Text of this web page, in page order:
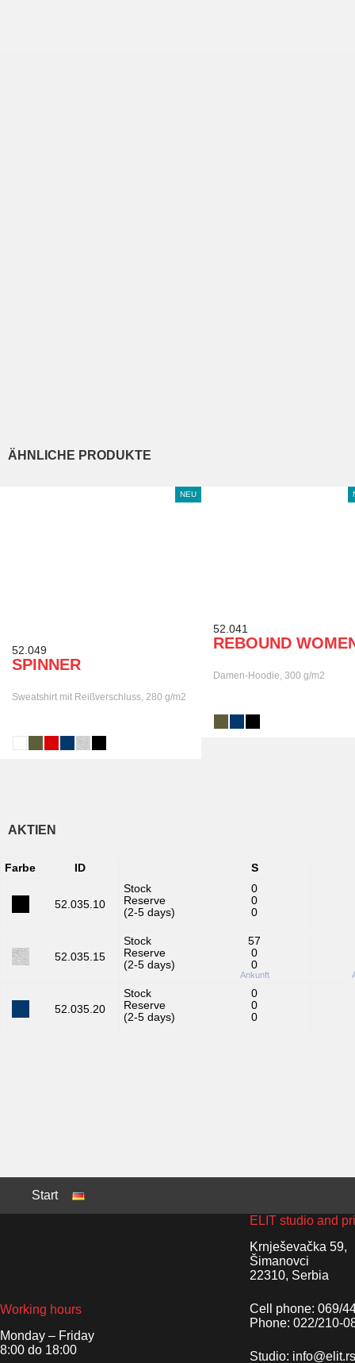
ÄHNLICHE PRODUKTE
NEU
52.049
SPINNER
Sweatshirt mit Reißverschluss, 280 g/m2
52.041
REBOUND
Damen-Hoodie, 300 g/m2
AKTIEN
Farbe ID S
52.035.10
Stock
Reserve
(2-5 days)
0
0
0
52.035.15
Stock
Reserve
(2-5 days)
57
0
0
Ankunft
52.035.20
Stock
Reserve
(2-5 days)
0
0
0
Start
Working hours
Monday – Friday
8:00 do 18:00
ELIT studio and
Krnješevačka 59,
Šimanovci
22310, Serbia
Cell phone: 069/
Phone: 022/210-
Studio: info@elit.rs